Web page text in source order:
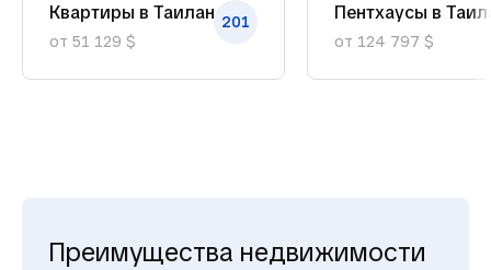
Квартиры в Таиланде
от 51 129 $
201 Пентхаусы в
от 124 797 $
Преимущества недвижимости